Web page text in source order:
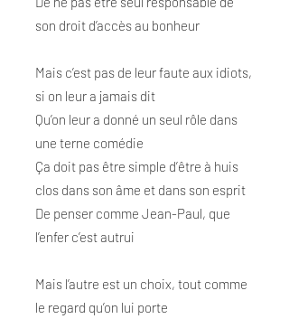
son droit d’accès au bonheur
Mais c’est pas de leur faute aux idiots,
si on leur a jamais dit
Qu’on leur a donné un seul rôle dans
une terne comédie
Ça doit pas être simple d’être à huis
clos dans son âme et dans son esprit
De penser comme Jean-Paul, que
l’enfer c’est autrui
Mais l’autre est un choix, tout comme
le regard qu’on lui porte